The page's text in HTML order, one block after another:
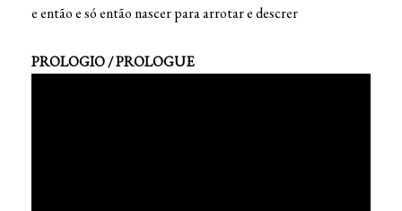
e então e só então nascer para arrotar e descrer
PROLOGIO / PROLOGUE